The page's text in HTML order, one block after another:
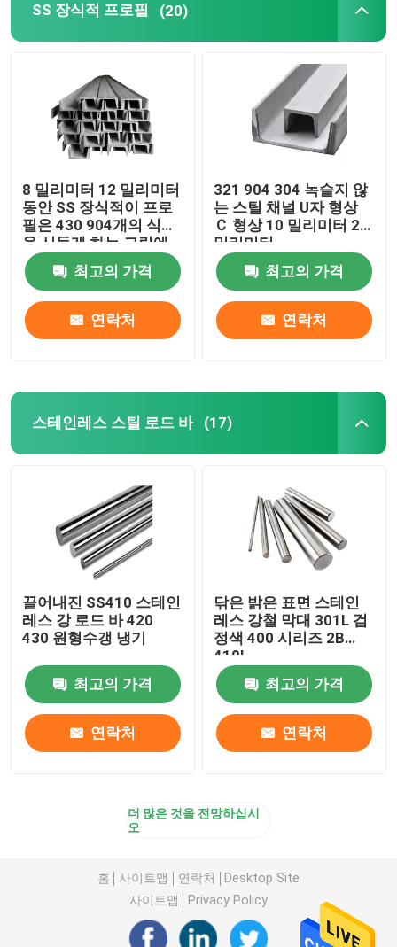
SS 장식적 프로필 (20)
8 밀리미터 12 밀리미터
동안 SS 장식적이 프로
필은 430 904개의 식물
을 시들게 하는 그림에
유리를 끼웁니다
최고의 가격
연락처
321 904 304 녹슬지 않
는 스틸 채널 U자 형상
Ｃ 형상 10 밀리미터 20
밀리미터
최고의 가격
연락처
스테인레스 스틸 로드 바 (17)
끌어내진 SS410 스테인
레스 강 로드 바 420
430 원형수갱 냉기
최고의 가격
연락처
닦은 밝은 표면 스테인
레스 강철 막대 301L 검
정색 400 시리즈 2B
410L
최고의 가격
연락처
더 많은 것을 전망하십시
오
홈 사이트맵 연락처
Desktop Site
사이트맵
Privacy Policy